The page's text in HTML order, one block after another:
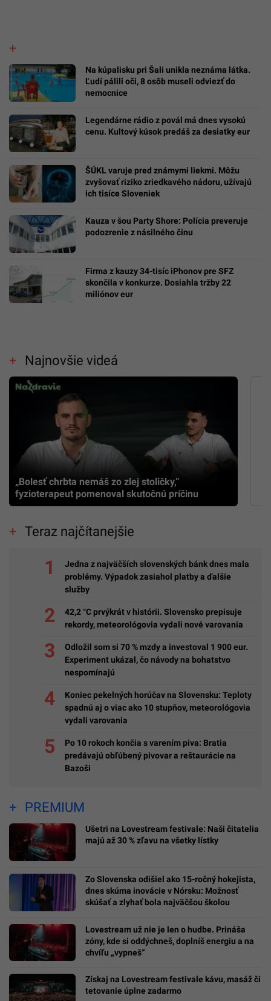
Na kúpalisku pri Šali unikla neznáma látka.
Ľudí pálili oči, 8 osôb museli odviezť do
nemocnice
Legendárne rádio z povál má dnes vysokú
cenu. Kultový kúsok predáš za desiatky eur
ŠÚKL varuje pred známymi liekmi. Môžu
zvyšovať riziko zriedkavého nádoru, užívajú
ich tisíce Sloveniek
Kauza v šou Party Shore: Polícia preveruje
podozrenie z násilného činu
Firma z kauzy 34-tisíc iPhonov pre SFZ
skončila v konkurze. Dosiahla tržby 22
miliónov eur
Najnovšie videá
„Bolesť chrbta nemáš zo zlej stoličky,”
fyzioterapeut pomenoval skutočnú príčinu
Teraz najčítanejšie
Jedna z najväčších slovenských bánk dnes mala
problémy. Výpadok zasiahol platby a ďalšie
služby
42,2 °C prvýkrát v histórii. Slovensko prepisuje
rekordy, meteorológovia vydali nové varovania
Odložil som si 70 % mzdy a investoval 1 900 eur.
Experiment ukázal, čo návody na bohatstvo
nespomínajú
Koniec pekelných horúčav na Slovensku: Teploty
spadnú aj o viac ako 10 stupňov, meteorológovia
vydali varovania
Po 10 rokoch končia s varením piva: Bratia
predávajú obľúbený pivovar a reštaurácie na
Bazoši
PREMIUM
Ušetri na Lovestream festivale: Naši čitatelia
majú až 30 % zľavu na všetky lístky
Zo Slovenska odišiel ako 15-ročný hokejista,
dnes skúma inovácie v Nórsku: Možnosť
skúšať a zlyhať bola najväčšou školou
Lovestream už nie je len o hudbe. Prináša
zóny, kde si oddýchneš, doplníš energiu a na
chvíľu „vypneš“
Získaj na Lovestream festivale kávu, masáž či
tetovanie úplne zadarmo